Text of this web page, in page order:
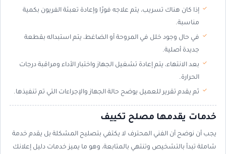
إذا كان هناك تسريب، يتم علاجه فورًا وإعادة تعبئة الفريون بكمية
مناسبة.
في حال وجود خلل في المروحة أو الضاغط، يتم استبداله بقطعة
جديدة أصلية.
بعد الانتهاء، يتم إعادة تشغيل الجهاز واختبار الأداء ومراقبة درجات
الحرارة.
ثم يقدم تقرير للعميل يوضح حالة الجهاز والإجراءات التي تم تنفيذها.
خدمات يقدمها مصلح تكييف
يجب أن نوضح أن الفني المحترف لا يكتفي بتصليح المشكلة بل يقدم خدمة
شاملة تبدأ بالتشخيص وتنتهي بالمتابعة، وهو ما يميز خدمات دليل إعلانك